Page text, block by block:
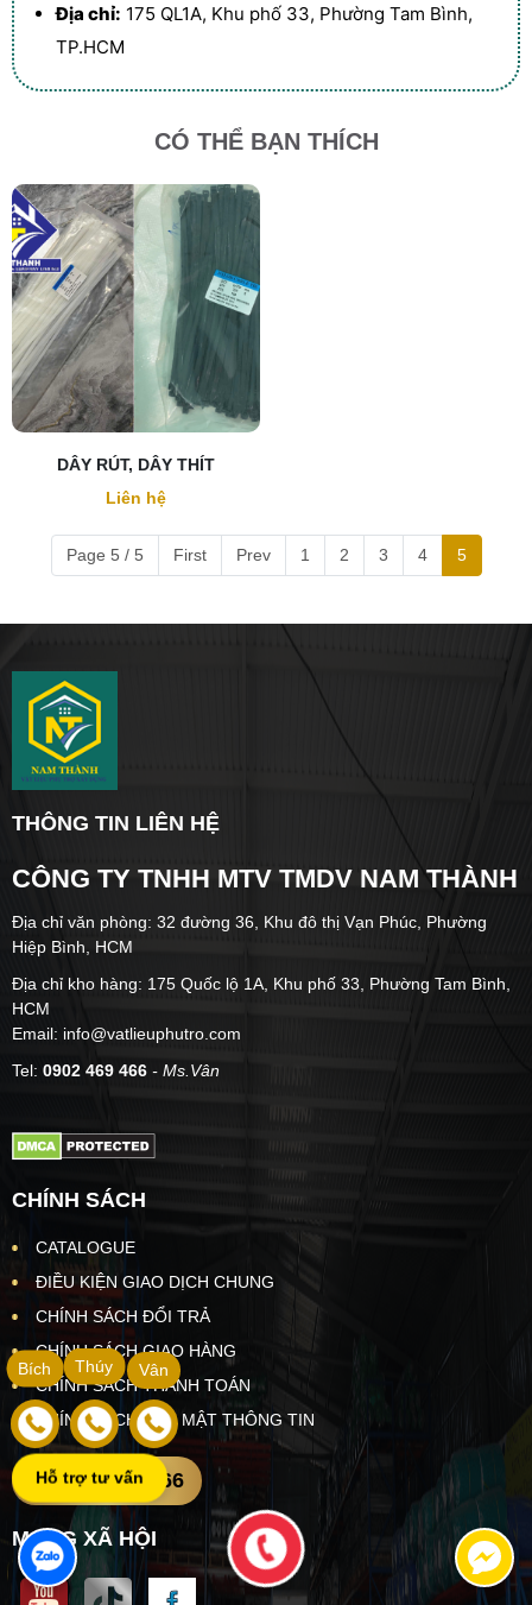
Địa chỉ: 175 QL1A, Khu phố 33, Phường Tam Bình,
TP.HCM
CÓ THỂ BẠN THÍCH
DÂY RÚT, DÂY THÍT
Liên hệ
Page 5 / 5 First Prev 1 2 3 4 5
THÔNG TIN LIÊN HỆ
CÔNG TY TNHH MTV TMDV NAM THÀNH
Địa chỉ văn phòng: 32 đường 36, Khu đô thị Vạn Phúc, Phường
Hiệp Bình, HCM
Địa chỉ kho hàng: 175 Quốc lộ 1A, Khu phố 33, Phường Tam Bình,
HCM
Email: info@vatlieuphutro.com
Tel: 0902 469 466 - Ms.Vân
CHÍNH SÁCH
CATALOGUE
ĐIỀU KIỆN GIAO DỊCH CHUNG
CHÍNH SÁCH ĐỔI TRẢ
CHÍNH SÁCH GIAO HÀNG
CHÍNH SÁCH THANH TOÁN
CHÍNH SÁCH BẢO MẬT THÔNG TIN
0902469466
MẠNG XÃ HỘI
Vân
Thúy
Bích
Hỗ trợ tư vấn